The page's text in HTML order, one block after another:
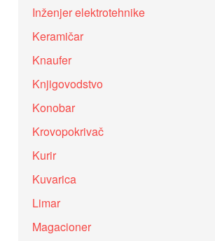
Inženjer elektrotehnike
Keramičar
Knaufer
Knjigovodstvo
Konobar
Krovopokrivač
Kurir
Kuvarica
Limar
Magacioner